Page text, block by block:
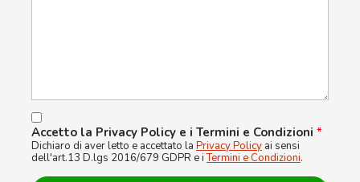
Accetto la Privacy Policy e i Termini e Condizioni *
Dichiaro di aver letto e accettato la Privacy Policy ai sensi
dell'art.13 D.lgs 2016/679 GDPR e iTermini e Condizioni.